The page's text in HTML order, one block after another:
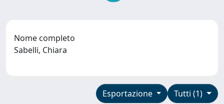
Nome completo
Sabelli, Chiara
Tutti (1)
Esportazione